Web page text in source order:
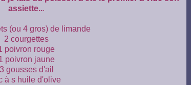
assiette...
(ou 4 gros) de limande
2 courgettes
poivron rouge
poivron jaune
3 gousses d'ail
à s huile d'olive